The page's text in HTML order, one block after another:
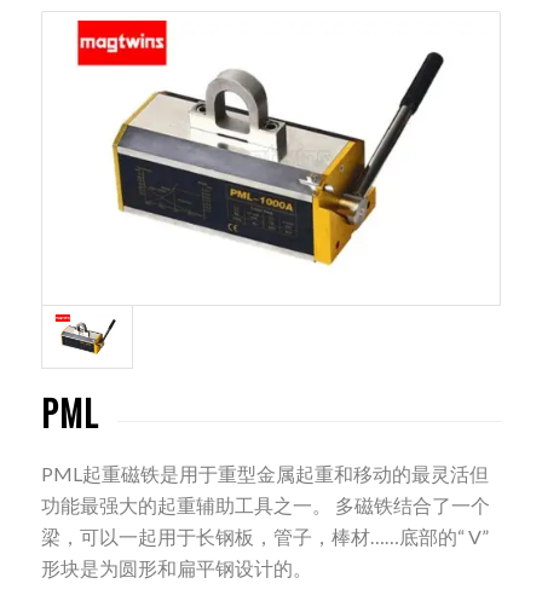
PML
PML起重磁铁是用于重型金属起重和移动的最灵活但
功能最强大的起重辅助工具之一。 多磁铁结合了一个
梁，可以一起用于长钢板，管子，棒材……底部的“ V”
形块是为圆形和扁平钢设计的。